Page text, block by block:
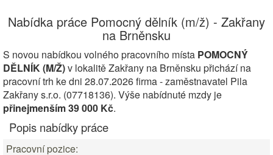
Nabídka práce Pomocný dělník (m/ž) - Zakřany
na Brněnsku
S novou nabídkou volného pracovního místa POMOCNÝ
DĚLNÍK (M/Ž)v lokalitě Zakřany na Brněnsku přichází na
pracovní trh ke dni 28.07.2026 firma - zaměstnavatel Pila
Zakřany s.r.o. (07718136). Výše nabídnuté mzdy je
přinejmenším 39 000 Kč.
Popis nabídky práce
Pracovní pozice: